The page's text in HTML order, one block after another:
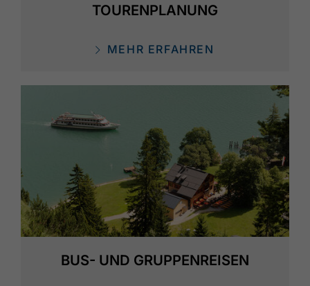
TOURENPLANUNG
MEHR ERFAHREN
BUS- UND GRUPPENREISEN